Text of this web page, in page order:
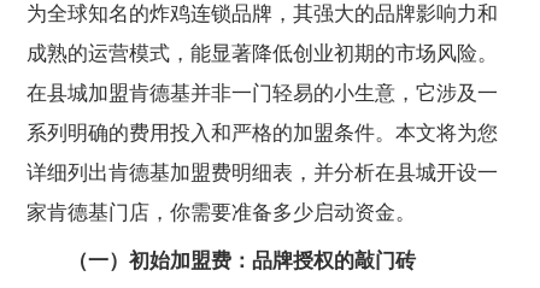
为全球知名的炸鸡连锁品牌，其强大的品牌影响力和
成熟的运营模式，能显著降低创业初期的市场风险。
在县城加盟肯德基并非一门轻易的小生意，它涉及一
系列明确的费用投入和严格的加盟条件。本文将为您
详细列出肯德基加盟费明细表，并分析在县城开设一
家肯德基门店，你需要准备多少启动资金。
（一）初始加盟费：品牌授权的敲门砖